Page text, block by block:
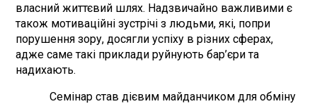
власний життєвий шлях. Надзвичайно важливими є
також мотиваційні зустрічі з людьми, які, попри
порушення зору, досягли успіху в різних сферах,
адже саме такі приклади руйнують бар’єри та
надихають.
Семінар став дієвим майданчиком для обміну